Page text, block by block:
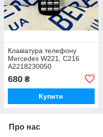
Клавіатура телефону
Mercedes W221, C216
A2218230050
680 ₴
Купити
Про нас